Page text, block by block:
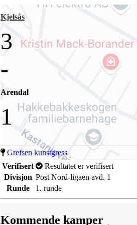
Kjelsås
3
-
Arendal
1
Grefsen kunstgress
Verifisert
Resultatet er verifisert
Divisjon Post Nord-ligaen avd. 1
Runde
1. runde
Kommende kamper